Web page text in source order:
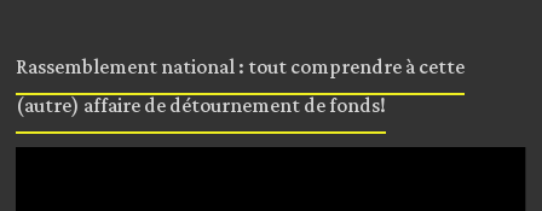
Rassemblement national : tout comprendre à cette
(autre) affaire de détournement de fonds!